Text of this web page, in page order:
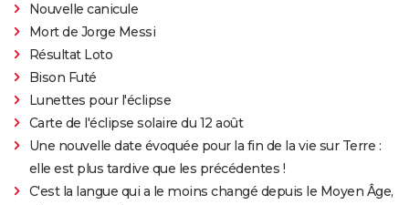
Nouvelle canicule
Mort de Jorge Messi
Résultat Loto
Bison Futé
Lunettes pour l'éclipse
Carte de l'éclipse solaire du 12 août
Une nouvelle date évoquée pour la fin de la vie sur Terre :
elle est plus tardive que les précédentes !
C'est la langue qui a le moins changé depuis le Moyen Âge,